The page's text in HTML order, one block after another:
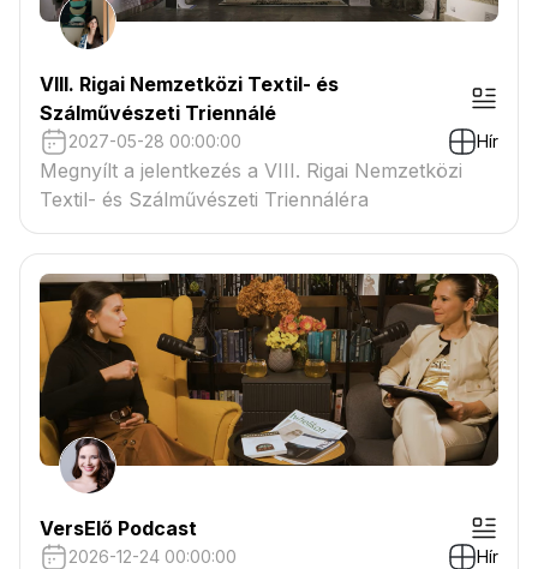
VIII. Rigai Nemzetközi Textil- és
Szálművészeti Triennálé
2027-05-28 00:00:00 Hír
Megnyílt a jelentkezés a VIII. Rigai Nemzetközi
Textil- és Szálművészeti Triennáléra
VersElő Podcast
2026-12-24 00:00:00 Hír